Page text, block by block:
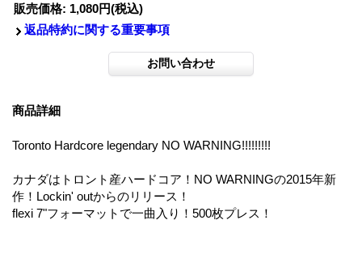
販売価格: 1,080円(税込)
返品特約に関する重要事項
商品詳細
Toronto Hardcore legendary NO WARNING!!!!!!!!!
カナダはトロント産ハードコア！NO WARNINGの2015年新
作！Lockin' outからのリリース！
flexi 7"フォーマットで一曲入り！500枚プレス！